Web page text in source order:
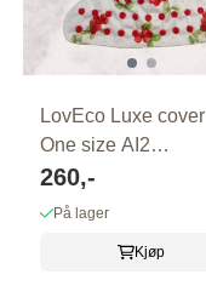
LovEco Luxe cover
One size AI2
TYTTEBÆR
260,-
På lager
Kjøp